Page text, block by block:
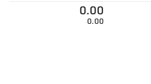
0.00
0.00